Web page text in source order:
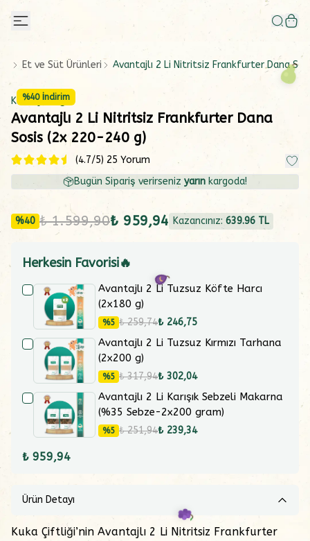
Et ve Süt Ürünleri Avantajlı 2 Li Nitritsiz Frankfurter Dana
%40 İndirim
Kuka Çiftliği
Avantajlı 2 Li Nitritsiz Frankfurter Dana
Sosis (2x 220-240 g)
(4.7/5) 25 Yorum
Bugün Sipariş verirseniz yarın kargoda!
%40 ₺ 1.599,90₺ 959,94 Kazancınız: 639.96 TL
Herkesin Favorisi🔥
Avantajlı 2 Li Tuzsuz Köfte Harcı
(2x180 g)
%5 ₺ 259,74₺ 246,75
Avantajlı 2 Li Tuzsuz Kırmızı Tarhana
(2x200 g)
%5 ₺ 317,94₺ 302,04
Avantajlı 2 Li Karışık Sebzeli Makarna
(%35 Sebze-2x200 gram)
%5 ₺ 251,94₺ 239,34
₺ 959,94
Ürün Detayı
Kuka Çiftliği’nin Avantajlı 2 Li Nitritsiz Frankfurter